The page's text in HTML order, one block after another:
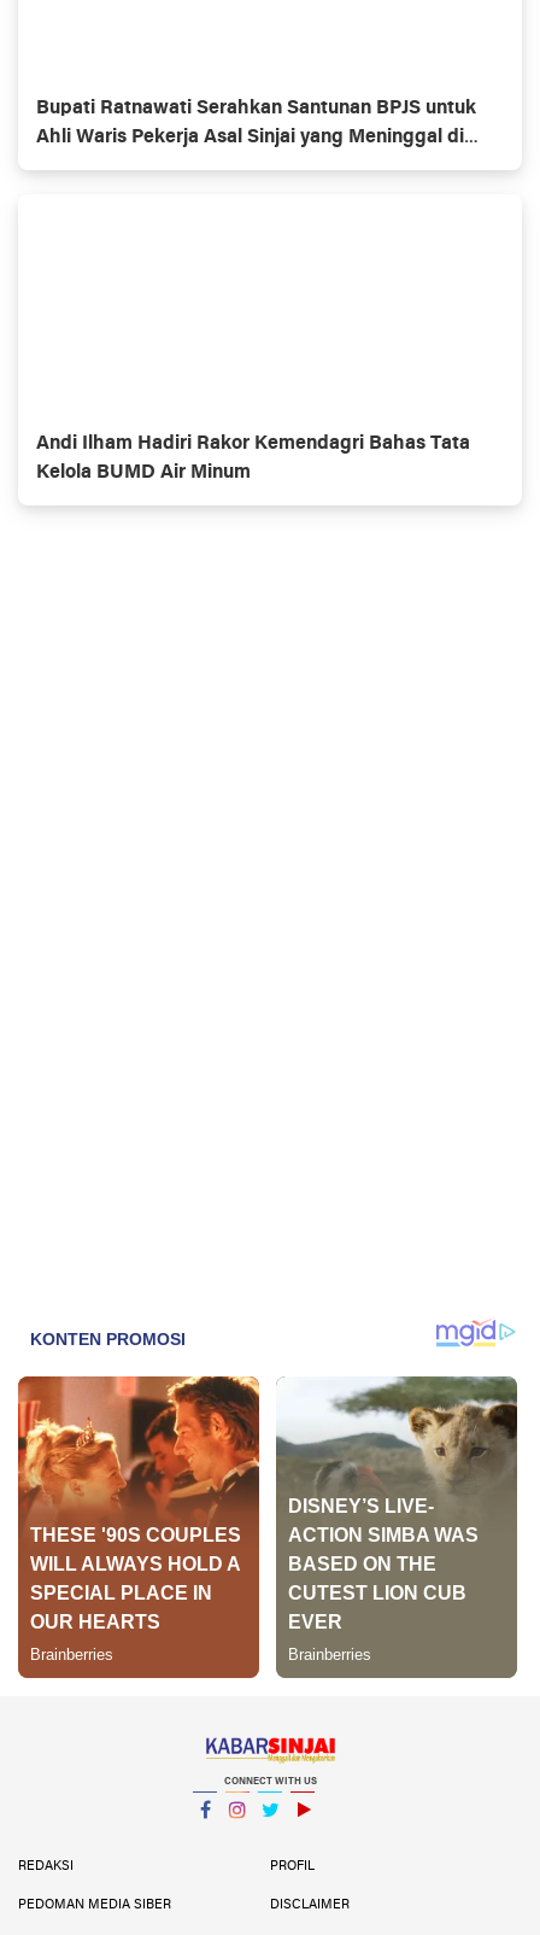
Bupati Ratnawati Serahkan Santunan BPJS untuk
Ahli Waris Pekerja Asal Sinjai yang Meninggal di
Morowali
Andi Ilham Hadiri Rakor Kemendagri Bahas Tata
Kelola BUMD Air Minum
CONNECT WITH US
REDAKSI
PROFIL
PEDOMAN MEDIA SIBER DISCLAIMER